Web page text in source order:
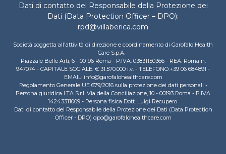
Dati di contatto del Responsabile della Protezione dei
Dati (Data Protection Officer – DPO):
rpd@villaberica.com
Società soggetta all'attività di direzione e coordinamento di Garofalo Health
Care S.p.A.
Piazzale Belle Arti, 6 - 00196 Roma - P.IVA: 03831150366 - REA: Roma n.
947074 - CAPITALE SOCIALE: € 31.570.000 i.v. - TELEFONO:+39 06 684891 -
EMAIL: info@garofalohealthcare.com
Regolamento Generale UE 679/2016 sulla protezione dei dati personali -
Persona giuridica LTA S.r.l. Via della Conciliazione, 10 - 00193 Roma - P.IVA
14243311009 - Persona fisica Dott. Luigi Recupero
Dati di contatto del Responsabile della Protezione dei Dati (Data Protection
Officer - DPO) dpo@garofalohealthcare.com